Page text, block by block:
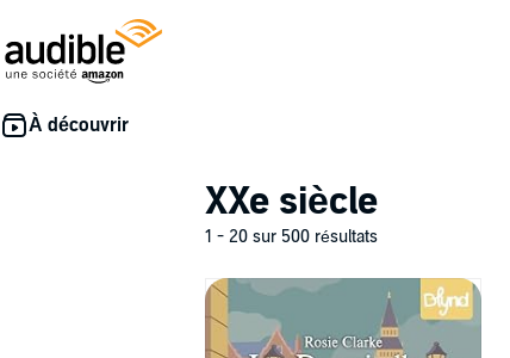
XXe siècle
1 - 20 sur 500 résultats